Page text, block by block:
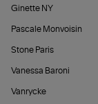
Ginette NY
Pascale Monvoisin
Stone Paris
Vanessa Baroni
Vanrycke